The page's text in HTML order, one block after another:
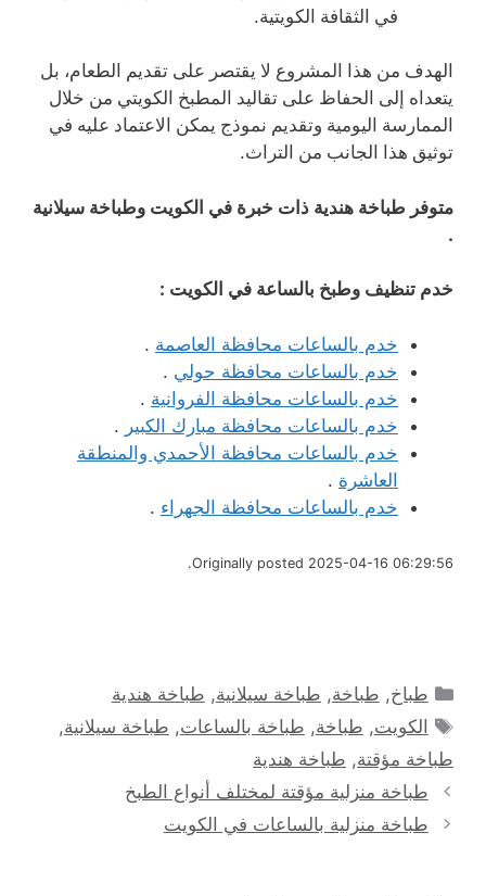
في الثقافة الكويتية.
الهدف من هذا المشروع لا يقتصر على تقديم الطعام، بل
يتعداه إلى الحفاظ على تقاليد المطبخ الكويتي من خلال
الممارسة اليومية وتقديم نموذج يمكن الاعتماد عليه في
توثيق هذا الجانب من التراث.
متوفر طباخة هندية ذات خبرة في الكويت وطباخة سيلانية
.
خدم تنظيف وطبخ بالساعة في الكويت :
خدم بالساعات محافظة العاصمة .
خدم بالساعات محافظة حولي .
خدم بالساعات محافظة الفروانية .
خدم بالساعات محافظة مبارك الكبير .
خدم بالساعات محافظة الأحمدي والمنطقة
العاشرة .
خدم بالساعات محافظة الجهراء .
Originally posted 2025-04-16 06:29:56.
التصنيفات
طباخ, طباخة, طباخة سيلانية, طباخة هندية
الوسوم
الكويت, طباخة, طباخة بالساعات, طباخة سيلانية,
طباخة مؤقتة, طباخة هندية
طباخة منزلية مؤقتة لمختلف أنواع الطبخ
طباخة منزلية بالساعات في الكويت